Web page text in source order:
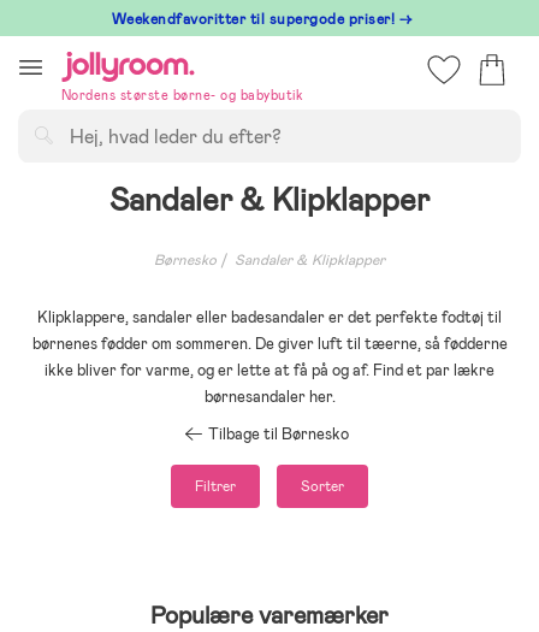
till
innehållet
⁠ Weekendfavoritter til supergode priser! →
Nordens største børne- og babybutik
Sandaler & Klipklapper
Børnesko Sandaler & Klipklapper
Klipklappere, sandaler eller badesandaler er det perfekte fodtøj til
børnenes fødder om sommeren. De giver luft til tæerne, så fødderne
ikke bliver for varme, og er lette at få på og af. Find et par lækre
børnesandaler her.
Tilbage til Børnesko
Filtrer Sorter
Populære varemærker